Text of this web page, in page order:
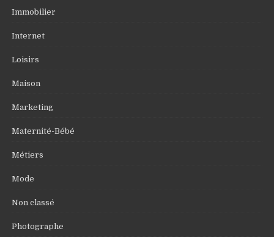
Immobilier
Internet
Loisirs
Maison
Marketing
Maternité-Bébé
Métiers
Mode
Non classé
Photographe